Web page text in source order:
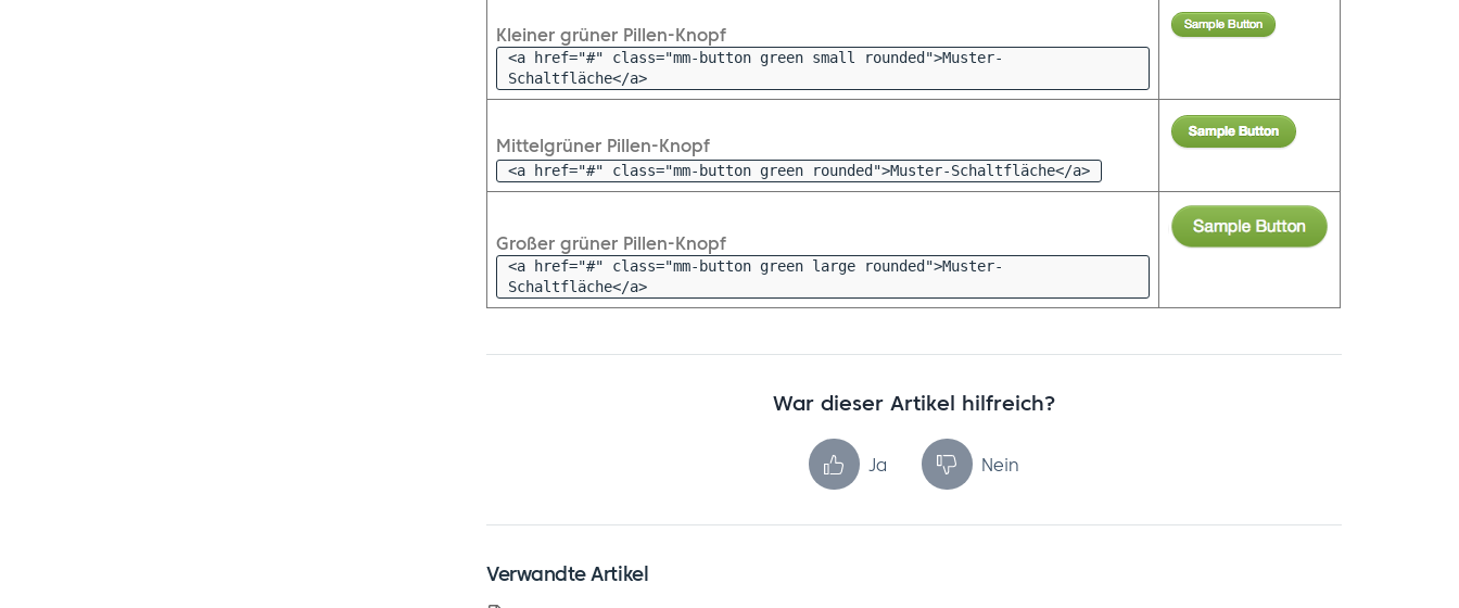
Kleiner grüner Pillen-Knopf
<a href="#" class="mm-button green small rounded">Muster-
Schaltfläche</a>
Mittelgrüner Pillen-Knopf
<a href="#" class="mm-button green rounded">Muster-Schaltfläche</a>
Großer grüner Pillen-Knopf
<a href="#" class="mm-button green large rounded">Muster-
Schaltfläche</a>
War dieser Artikel hilfreich?
Ja Nein
Verwandte Artikel